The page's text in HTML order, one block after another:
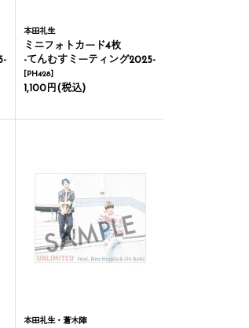
本田礼生
ミニフォトカード4枚
-てんむすミーティング2025-
[PH428]
1,100円 (税込)
本田礼生・蒼木陣